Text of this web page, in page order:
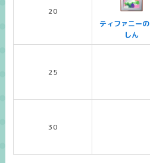
20
ティファニー
しん
25
30